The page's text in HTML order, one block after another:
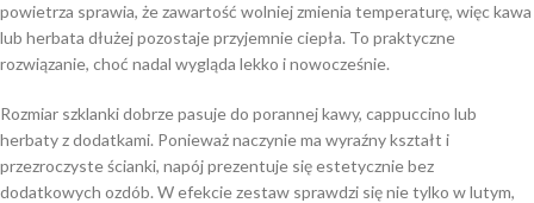
powietrza sprawia, że zawartość wolniej zmienia temperaturę, więc kawa
lub herbata dłużej pozostaje przyjemnie ciepła. To praktyczne
rozwiązanie, choć nadal wygląda lekko i nowocześnie.
Rozmiar szklanki dobrze pasuje do porannej kawy, cappuccino lub
herbaty z dodatkami. Ponieważ naczynie ma wyraźny kształt i
przezroczyste ścianki, napój prezentuje się estetycznie bez
dodatkowych ozdób. W efekcie zestaw sprawdzi się nie tylko w lutym,